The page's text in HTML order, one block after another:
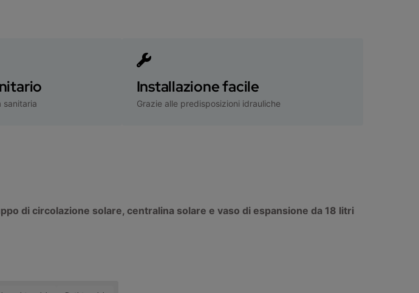
sanitaria
Installazione facile
Grazie alle predisposizioni idrauliche
di circolazione solare, centralina solare e vaso di espansione da 18 litri